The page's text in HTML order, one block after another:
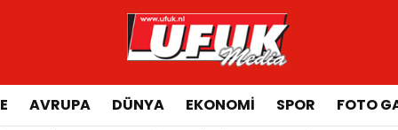
AVRUPA DÜNYA EKONOMI SPOR FOTO